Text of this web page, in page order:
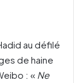
au défilé
de haine
: « Ne